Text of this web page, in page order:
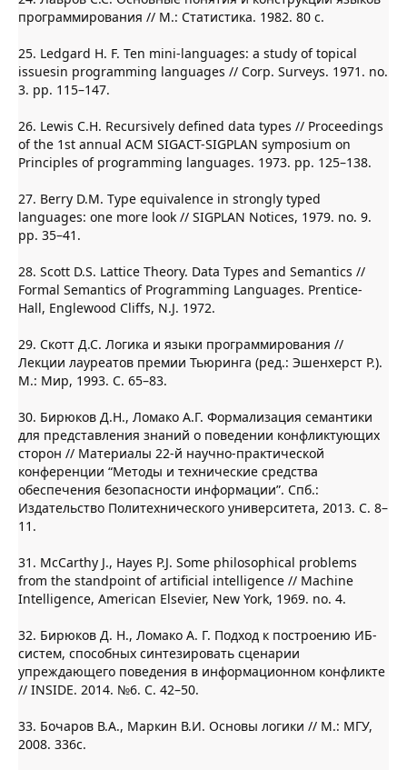
программирования // М.: Статистика. 1982. 80 с.
25. Ledgard Н. F. Ten mini-languages: a study of topical
issuesin programming languages // Соrр. Surveys. 1971. no.
3. pp. 115–147.
26. Lewis С.Н. Recursively defined data types // Proceedings
of the 1st annual ACM SIGACT-SIGPLAN symposium on
Principles of programming languages. 1973. pp. 125–138.
27. Berry D.М. Type equivalence in strongly typed
languages: one more look // SIGPLAN Notices, 1979. no. 9.
pp. 35–41.
28. Scott D.S. Lattice Theory. Data Types and Semantics //
Formal Semantics of Programming Languages. Prentice-
Hall, Englewood Cliffs, N.J. 1972.
29. Скотт Д.С. Логика и языки программирования //
Лекции лауреатов премии Тьюринга (ред.: Эшенхерст Р.).
М.: Мир, 1993. C. 65–83.
30. Бирюков Д.Н., Ломако А.Г. Формализация семантики
для представления знаний о поведении конфликтующих
сторон // Материалы 22-й научно-практической
конференции “Методы и технические средства
обеспечения безопасности информации”. Спб.:
Издательство Политехнического университета, 2013. С. 8–
11.
31. McCarthy J., Hayes P.J. Some philosophical problems
from the standpoint of artificial intelligence // Machine
Intelligence, American Elsevier, New York, 1969. no. 4.
32. Бирюков Д. Н., Ломако А. Г. Подход к построению ИБ-
систем, способных синтезировать сценарии
упреждающего поведения в информационном конфликте
// INSIDE. 2014. №6. С. 42–50.
33. Бочаров В.А., Маркин В.И. Основы логики // М.: МГУ,
2008. 336c.